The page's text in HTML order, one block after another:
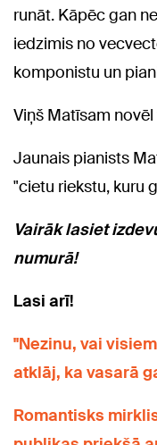
runāt. Kāpēc gan
iedzimis no
komponistu un
Viņš Matīsam
Jaunais pianists
"cietu riekstu, kuru
Vairāk lasiet
numurā!
Lasi arī!
"Nezinu, vai
atklāj, ka vasarā
Romantisks